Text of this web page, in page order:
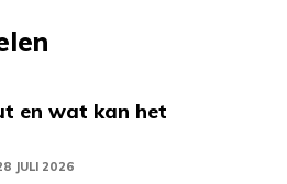
en wat kan het
JULI 2026